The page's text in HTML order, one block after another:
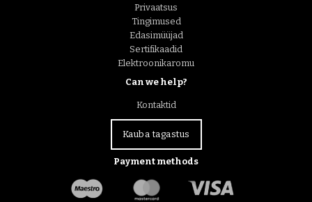
Privaatsus
Tingimused
Edasimüüjad
Sertifikaadid
Elektroonikaromu
Can we help?
Kontaktid
Kauba tagastus
Payment methods